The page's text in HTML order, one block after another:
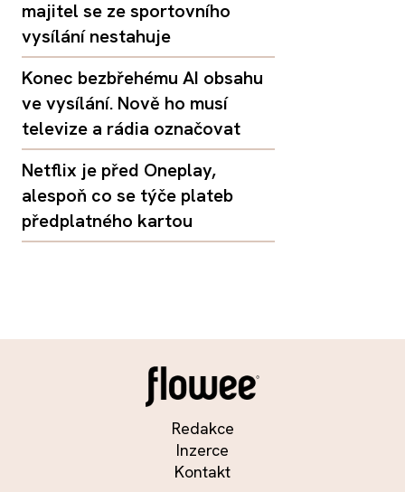
majitel se ze sportovního
vysílání nestahuje
Konec bezbřehému AI obsahu
ve vysílání. Nově ho musí
televize a rádia označovat
Netflix je před Oneplay,
alespoň co se týče plateb
předplatného kartou
Redakce
Inzerce
Kontakt